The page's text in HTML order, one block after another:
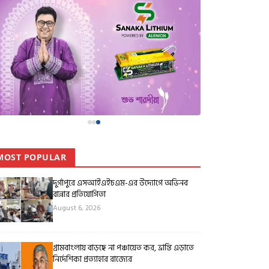
POPULAR
দুর্গাপুরে এসআইএইচএম-এর উদ্যোগে অভিনব
রান্নার প্রতিযোগিতা
August 6, 2026
গ্রামবাংলায় বাড়ছে না পঞ্চায়েত কর, ভ্রান্তি এড়াতে
নির্দেশিকা প্রত্যাহার রাজ্যের